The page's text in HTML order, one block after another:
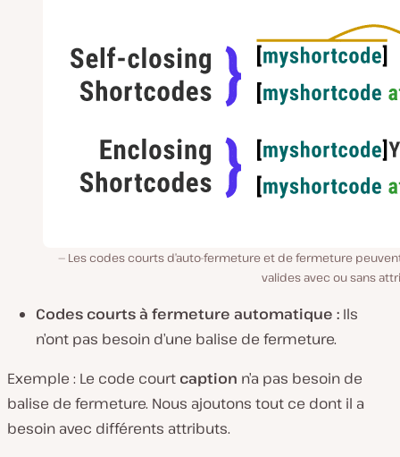
Les codes courts d’auto-fermeture et de fermeture
valides avec ou sans
Codes courts à fermeture automatique : Ils
n’ont pas besoin d’une balise de fermeture.
Exemple : Le code court caption n’a pas besoin de
balise de fermeture. Nous ajoutons tout ce dont il a
besoin avec différents attributs.